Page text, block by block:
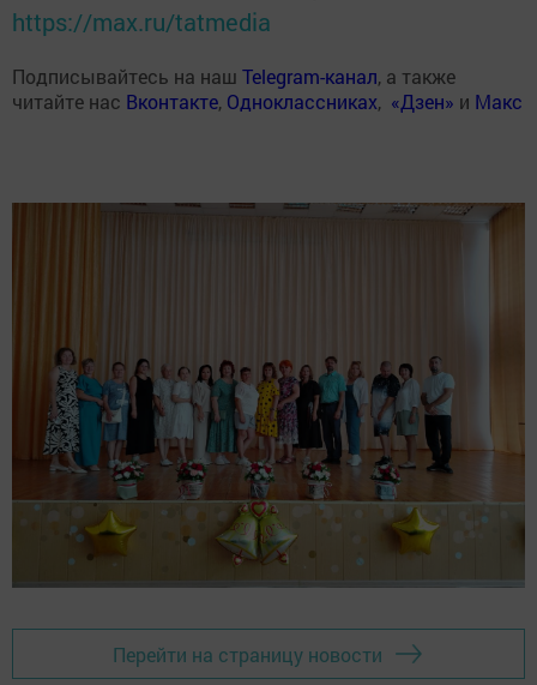
https://max.ru/tatmedia
Подписывайтесь на наш Telegram-канал, а также
читайте нас Вконтакте, Одноклассниках, «Дзен» и Макс
Перейти на страницу новости